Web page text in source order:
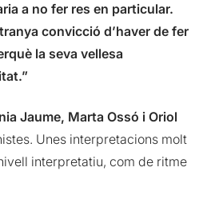
a no fer res en particular.
convicció d’haver de fer
la seva vellesa
Jaume, Marta Ossó i Oriol
Unes interpretacions molt
interpretatiu, com de ritme